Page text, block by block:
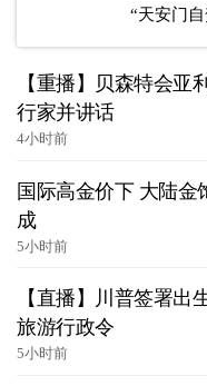
“天安门
【重播】贝森特会亚
行家并讲话
4小时前
国际高金价下 大陆金
成
5小时前
【直播】川普签署出
旅游行政令
5小时前